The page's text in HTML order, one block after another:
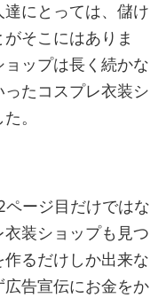
にとっては、儲け
そこにはありま
ップは長く続かな
たコスプレ衣装シ
。
ージ目だけではな
装ショップも見つ
るだけしか出来な
告宣伝にお金をか